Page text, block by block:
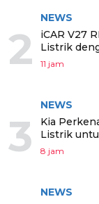
2
NEWS
iCAR V27
Listrik
11 jam
3
NEWS
Kia
Listrik
8 jam
NEWS